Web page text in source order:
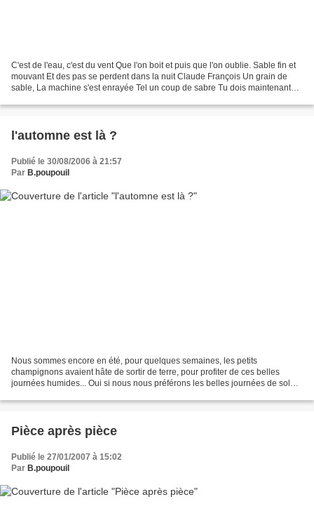
C'est de l'eau, c'est du vent Que l'on boit et puis que l'on oublie. Sable fin et
mouvant Et des pas se perdent dans la nuit Claude François Un grain de
sable, La machine s'est enrayée Tel un coup de sabre Tu dois maintenant
l'automne est là ?
Publié le 30/08/2006 à 21:57
Par B.poupouil
Nous sommes encore en été, pour quelques semaines, les petits
champignons avaient hâte de sortir de terre, pour profiter de ces belles
journées humides... Oui si nous nous préférons les belles journées de soleil,
Pièce après pièce
Publié le 27/01/2007 à 15:02
Par B.poupouil